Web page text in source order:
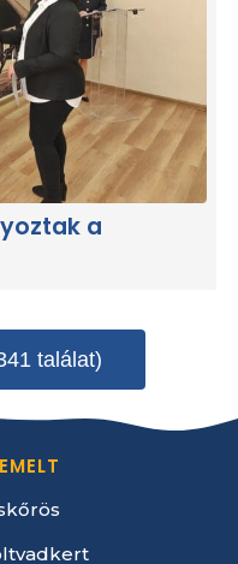
a
találat)